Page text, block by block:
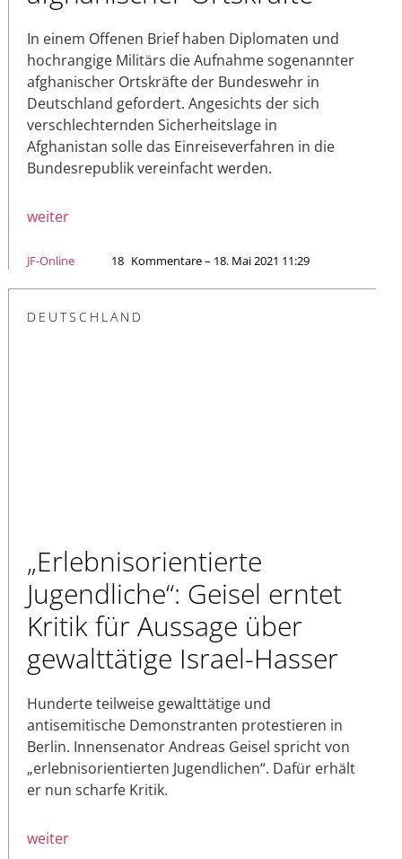
In einem Offenen Brief haben Diplomaten und
hochrangige Militärs die Aufnahme sogenannter
afghanischer Ortskräfte der Bundeswehr in
Deutschland gefordert. Angesichts der sich
verschlechternden Sicherheitslage in
Afghanistan solle das Einreiseverfahren in die
Bundesrepublik vereinfacht werden.
weiter
JF-Online 18 Kommentare – 18. Mai 2021 11:29
DEUTSCHLAND
„Erlebnisorientierte
Jugendliche“: Geisel erntet
Kritik für Aussage über
gewalttätige Israel-Hasser
Hunderte teilweise gewalttätige und
antisemitische Demonstranten protestieren in
Berlin. Innensenator Andreas Geisel spricht von
„erlebnisorientierten Jugendlichen“. Dafür erhält
er nun scharfe Kritik.
weiter